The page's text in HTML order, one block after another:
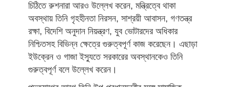
চিঠিতে রুশনারা আরও উল্লেখ করেন, মন্ত্রিত্বে থাকা
অবস্থায় তিনি গৃহহীনতা নিরসন, সাশ্রয়ী আবাসন, গণতন্ত্র
রক্ষা, বিদেশি অনুদান নিয়ন্ত্রণ, যুব ভোটারদের অধিকার
নিশ্চিতসহ বিভিন্ন ক্ষেত্রে গুরুত্বপূর্ণ কাজ করেছেন। এছাড়া
ইউক্রেন ও গাজা ইস্যুতে সরকারের অবস্থানকেও তিনি
গুরুত্বপূর্ণ বলে উল্লেখ করেন।